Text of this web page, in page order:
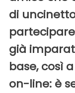
di
già
base, così
on-line: è